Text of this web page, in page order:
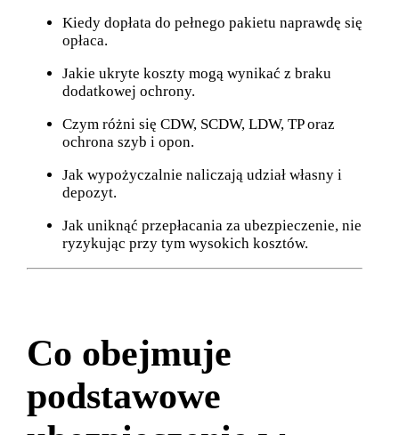
Kiedy dopłata do pełnego pakietu naprawdę się
opłaca.
Jakie ukryte koszty mogą wynikać z braku
dodatkowej ochrony.
Czym różni się CDW, SCDW, LDW, TP oraz
ochrona szyb i opon.
Jak wypożyczalnie naliczają udział własny i
depozyt.
Jak uniknąć przepłacania za ubezpieczenie, nie
ryzykując przy tym wysokich kosztów.
Co obejmuje
podstawowe